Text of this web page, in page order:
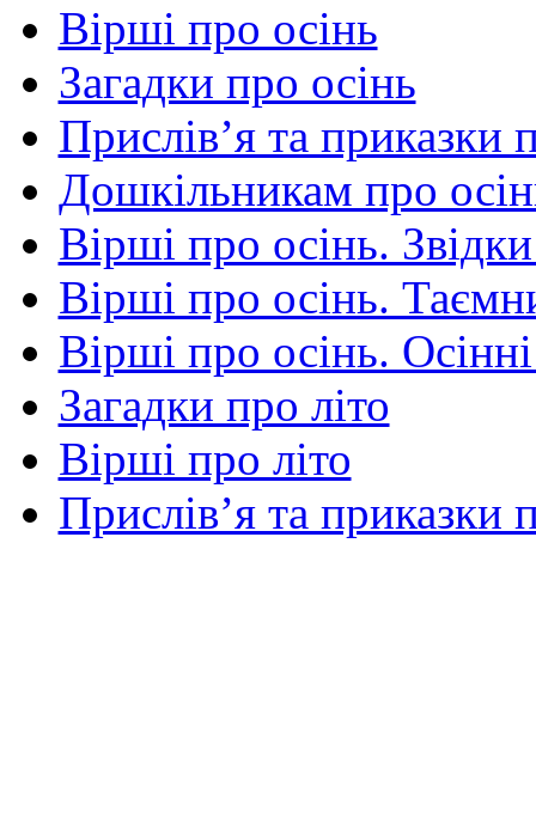
Вірші про осінь
Загадки про осінь
Прислів’я та приказки
Дошкільникам про
Вірші про осінь.
Вірші про осінь.
Вірші про осінь.
Загадки про літо
Вірші про літо
Прислів’я та приказки